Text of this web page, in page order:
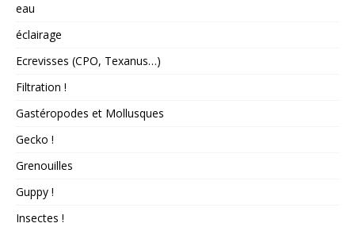
eau
éclairage
Ecrevisses (CPO, Texanus…)
Filtration !
Gastéropodes et Mollusques
Gecko !
Grenouilles
Guppy !
Insectes !